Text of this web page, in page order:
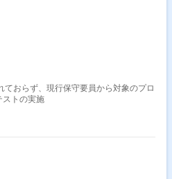
おらず、現行保守要員から対象のプロ
ストの実施